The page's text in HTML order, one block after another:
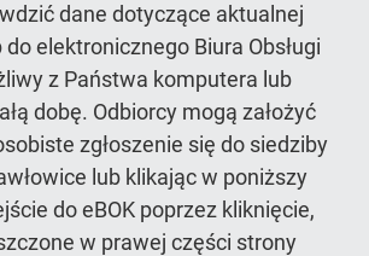
dane dotyczące aktualnej
elektronicznego Biura Obsługi
z Państwa komputera lub
dobę. Odbiorcy mogą założyć
zgłoszenie się do siedziby
lub klikając w poniższy
do eBOK poprzez kliknięcie,
w prawej części strony